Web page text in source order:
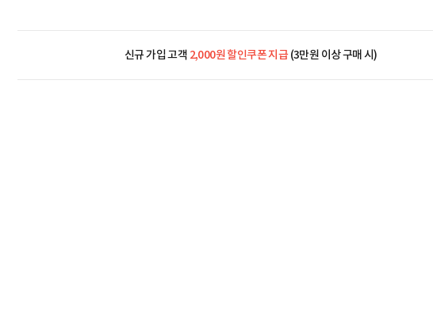
신규 가입 고객 2,000원 할인쿠폰 지급(3만원 이상 구매 시)